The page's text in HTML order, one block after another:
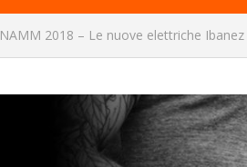
NAMM 2018 – Le nuove elettriche Ibanez